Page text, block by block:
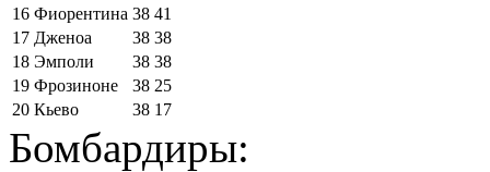
16 Фиорентина 38 41
17 Дженоа 38 38
18 Эмполи 38 38
19 Фрозиноне 38 25
20 Кьево 38 17
Бомбардиры: